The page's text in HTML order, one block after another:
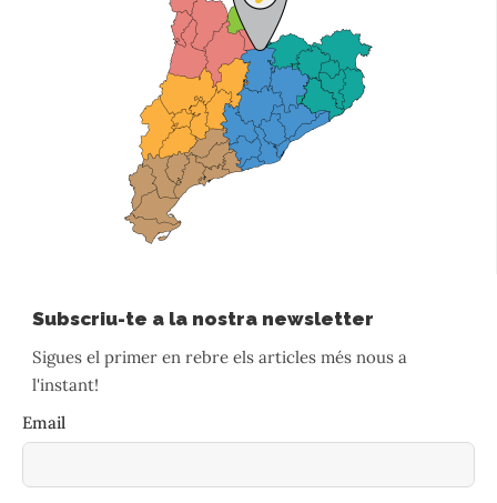
Subscriu-te a la nostra newsletter
Sigues el primer en rebre els articles més nous a
l'instant!
Email